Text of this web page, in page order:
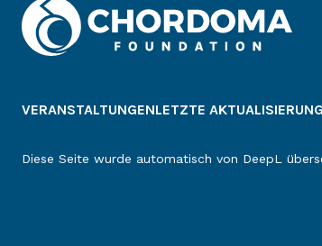
VERANSTALTUNGENLETZTE
Diese Seite wurde automatisch von DeepL